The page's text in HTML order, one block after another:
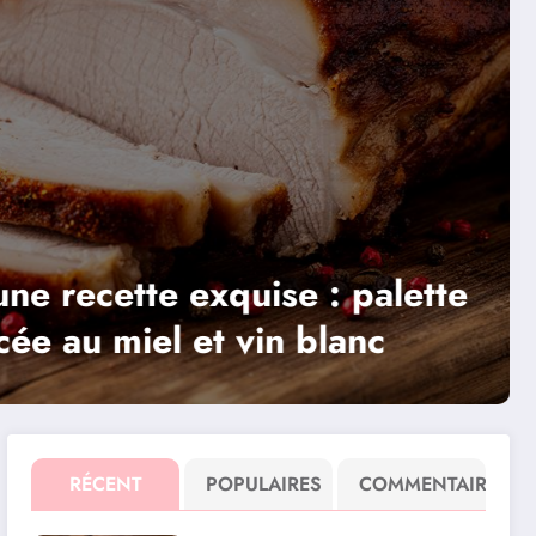
intégrer les flocons
votre alimentation sportive
RÉCENT POPULAIRES COMMENTAIRE